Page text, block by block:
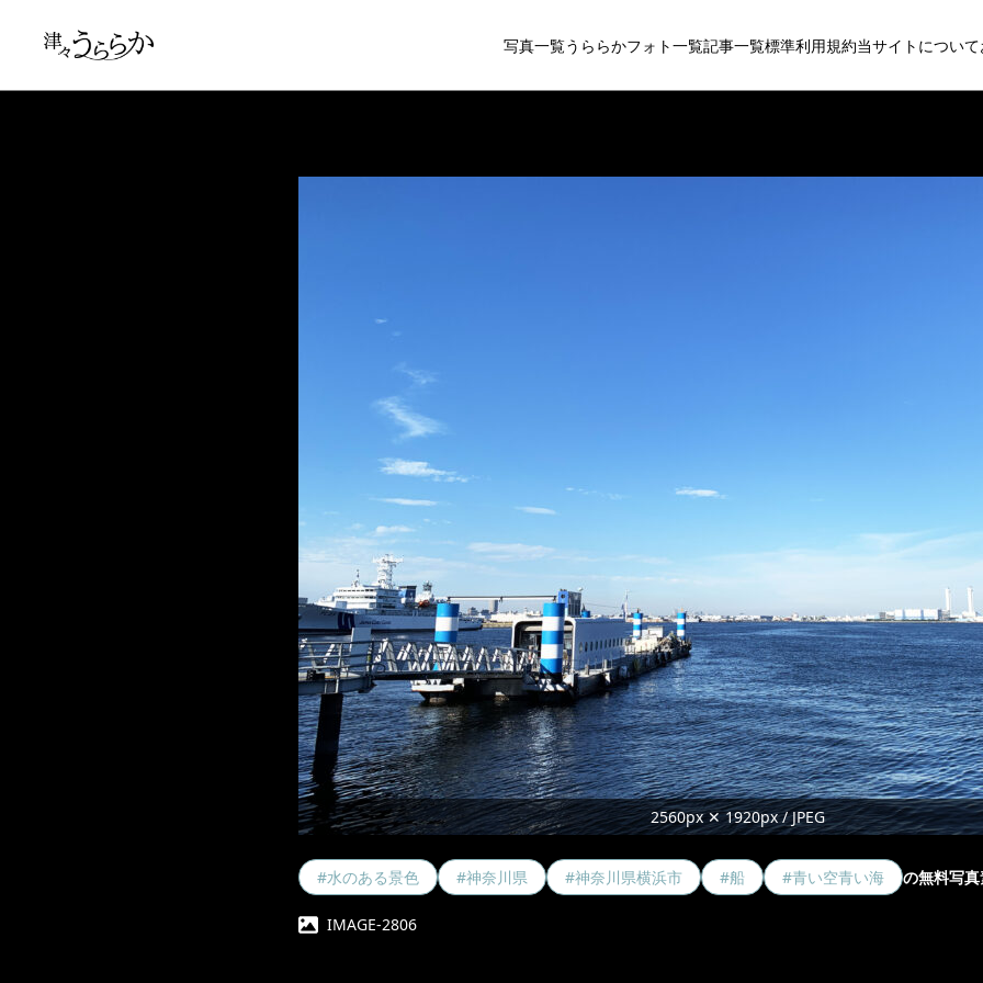
写真一覧うららかフォト一覧記事一覧標準利用規約当サイトについて
2560px ✕ 1920px / JPEG
#水のある景色 #神奈川県 #神奈川県横浜市 #船 #青い空青い海 の無料写
IMAGE-2806